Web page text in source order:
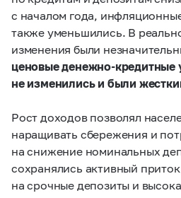
с началом года,
также уменьшились. В
изменения были
ценовые денежно-кредитные
не изменились и были
Рост доходов позволял
наращивать сбережения и
на снижение номинальных
сохранялись активный
на срочные депозиты и